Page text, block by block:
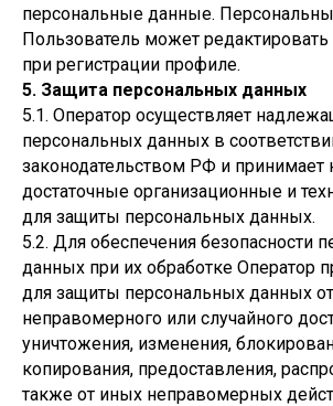
персональные данные.
Пользователь может
при регистрации профиле.
5. Защита персональных данных
5.1. Оператор осуществляет
персональных данных в
законодательством РФ и
достаточные организационные и
для защиты персональных данных.
5.2. Для обеспечения безопасности
данных при их обработке Оператор
для защиты персональных данных от
неправомерного или случайного
уничтожения, изменения,
копирования, предоставления,
также от иных неправомерных